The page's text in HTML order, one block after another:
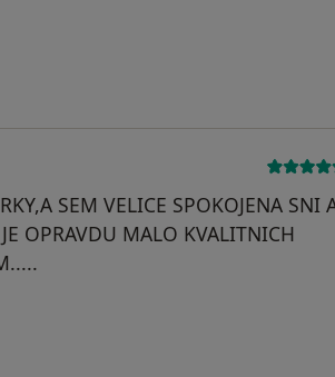
odstraněn
SEM VELICE SPOKOJENA SNI
OPRAVDU MALO KVALITNICH